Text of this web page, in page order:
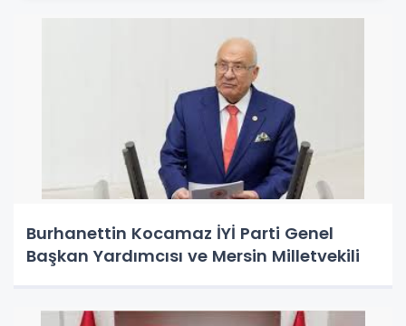
Burhanettin Kocamaz İYİ Parti Genel
Başkan Yardımcısı ve Mersin Milletvekili